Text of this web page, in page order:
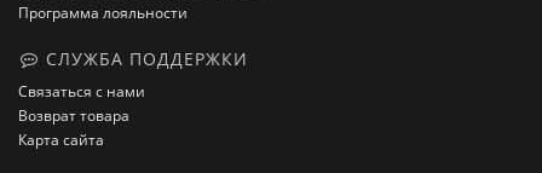
Программа лояльности
СЛУЖБА ПОДДЕРЖКИ
Связаться с нами
Возврат товара
Карта сайта